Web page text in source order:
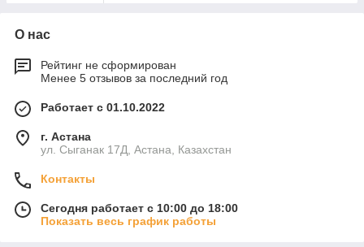
О нас
Рейтинг не сформирован
Менее 5 отзывов за последний год
Работает с 01.10.2022
г. Астана
ул. Сыганак 17Д, Астана, Казахстан
Контакты
Сегодня работает с 10:00 до 18:00
Показать весь график работы